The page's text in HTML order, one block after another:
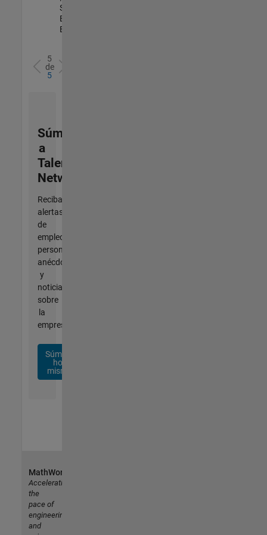
Sales
Engineering |
Experimentado
5
de
5
Súmese
a
Talent
Network
Reciba
alertas
de
empleo
personalizadas,
anécdotas
y
noticias
sobre
la
empresa.
Súmese
hoy
mismo
MathWorks
Accelerating
the
pace of
engineering
and